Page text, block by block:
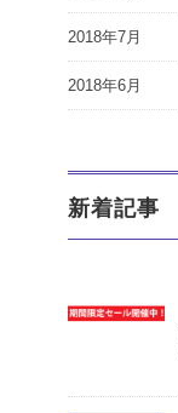
2018年7月
2018年6月
新着記事